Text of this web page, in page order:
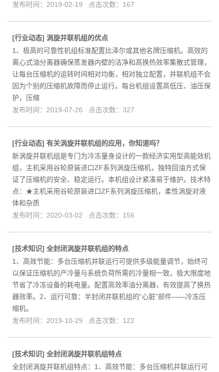
发布时间：2019-02-19 点击次数：167
[行业动态] 涡旋并联机组的优点
1、极高的可靠性机组标准配置比泽尔或其他名牌压缩机。高效的
离心式油分离器确保蒸发器内壁的洁净和高换热效率集散式管理，
让每台压缩机的运转时间相对均衡，相对独立配置，并联机组不会
因为个别的压缩机故障而停止运行。每台机组设置高低压、油压保
护，压缩
发布时间：2019-07-26 点击次数：327
[行业动态] 有关涡旋并联机组的应用，你知道吗？
新涡旋并联机组是专门为冷冻量身设计的一款经济实用型高能效机
组，主机采用谷轮原装进口ZF系列涡旋压缩机，独特回油方式保
证了压缩机的安全、稳定运行。本机组设计紧凑易于维护。技术特
点：★主机采用谷轮原装进口ZF系列涡旋压缩机，柔性涡旋对液
体和杂质
发布时间：2020-03-02 点击次数：156
[技术知识] 全封闭涡旋并联机组的特点
1、高效节能：多台压缩机并联运行可提供多级能量调节，始终可
以保证压缩机的产冷量与系统负荷所需的冷量相一致，极大限度地
节省了冷冻设备的耗电量。配置高效率油分离器，有效提高了换热
器效率。2、运行可靠：半封闭并联机组的“心脏”部件——冷冻压
缩机。
发布时间：2019-10-29 点击次数：122
[技术知识] 全封闭涡旋并联机组特点
全封闭涡旋并联机组特点：1、高效节能：多台压缩机并联运行可